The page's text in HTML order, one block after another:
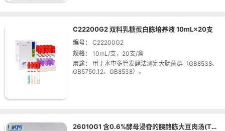
C22200G2 双料乳糖蛋白胨培养液 10mL×20支
编号：
C22200G2
规格：
10mL/支，20支/盒
用途：
用于水中多管发酵法测定大肠菌群（GB8538、
GB5750.12、GB8538）。
26010G1 含0.6%酵母浸膏的胰酪胨大豆肉汤(TSB-YE) 10mL×20支